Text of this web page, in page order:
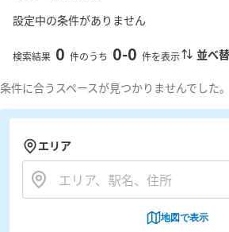
設定中の条件がありません
検索結果 0 件のうち 0-0 件を表示 並べ
条件に合うスペースが見つかりませんでした。
エリア
地図で表示